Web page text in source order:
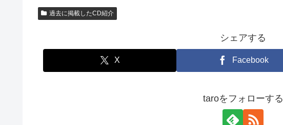
過去に掲載したCD紹介
シェアする
X Facebook
taroをフォローする